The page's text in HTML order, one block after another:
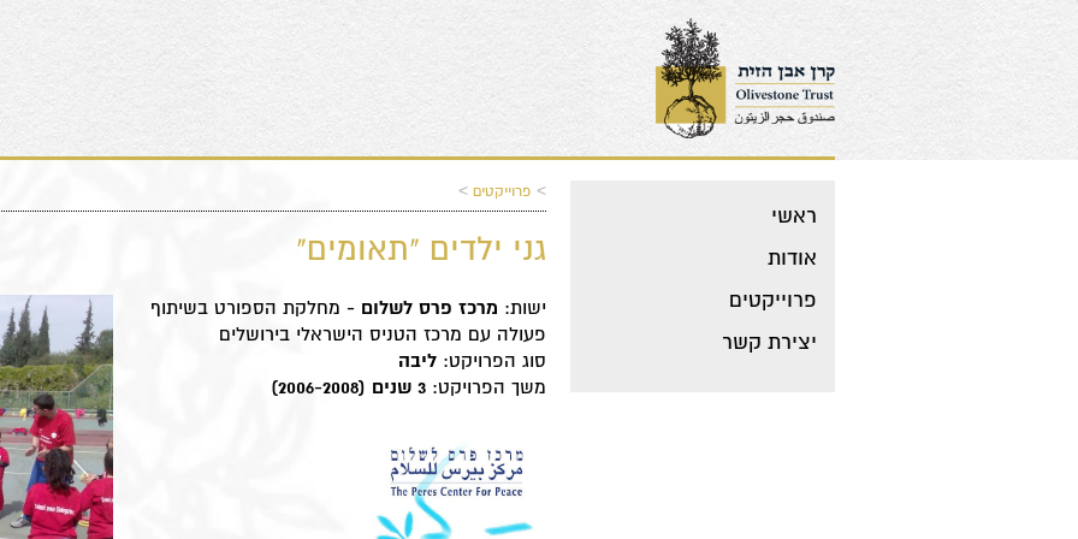
ראשי
אודות
פרוייקטים
יצירת קשר
> פרוייקטים >
​גני ילדים "תאומים"
ישות: מרכז פרס לשלום - מחלקת הספורט בשיתוף
פעולה עם מרכז הטניס הישראלי בירושלים
סוג הפרויקט: ליבה
משך הפרויקט: 3 שנים (2006-2008)